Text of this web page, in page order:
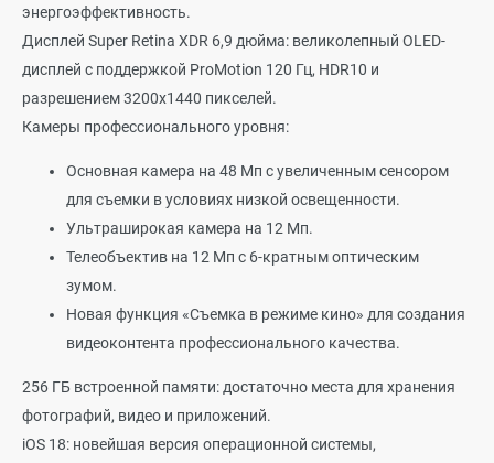
энергоэффективность.
Дисплей Super Retina XDR 6,9 дюйма: великолепный OLED-
дисплей с поддержкой ProMotion 120 Гц, HDR10 и
разрешением 3200x1440 пикселей.
Камеры профессионального уровня:
Основная камера на 48 Мп с увеличенным сенсором
для съемки в условиях низкой освещенности.
Ультраширокая камера на 12 Мп.
Телеобъектив на 12 Мп с 6-кратным оптическим
зумом.
Новая функция «Съемка в режиме кино» для создания
видеоконтента профессионального качества.
256 ГБ встроенной памяти: достаточно места для хранения
фотографий, видео и приложений.
iOS 18: новейшая версия операционной системы,